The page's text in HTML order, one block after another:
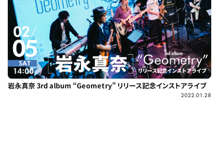
岩永真奈 3rd album “Geometry” リリース記念インストアライブ
2022.01.28